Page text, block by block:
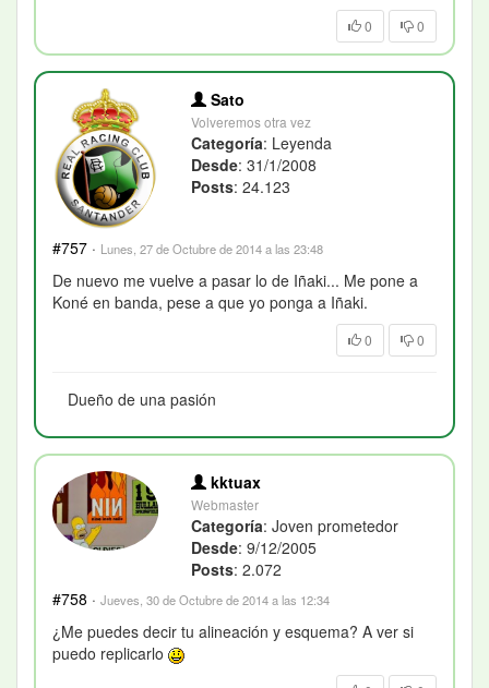
0 0
Sato
Volveremos otra vez
Categoría: Leyenda
Desde: 31/1/2008
Posts: 24.123
#757 · Lunes, 27 de Octubre de 2014 a las 23:48
De nuevo me vuelve a pasar lo de Iñaki... Me pone a
Koné en banda, pese a que yo ponga a Iñaki.
0 0
Dueño de una pasión
kktuax
Webmaster
Categoría: Joven prometedor
Desde: 9/12/2005
Posts: 2.072
#758 · Jueves, 30 de Octubre de 2014 a las 12:34
¿Me puedes decir tu alineación y esquema? A ver si
puedo replicarlo